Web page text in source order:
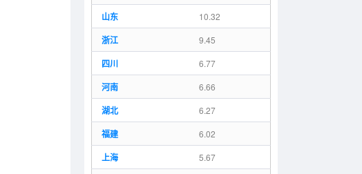
山东 10.32
浙江 9.45
四川 6.77
河南 6.66
湖北 6.27
福建 6.02
上海 5.67